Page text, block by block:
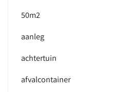
50m2
aanleg
achtertuin
afvalcontainer